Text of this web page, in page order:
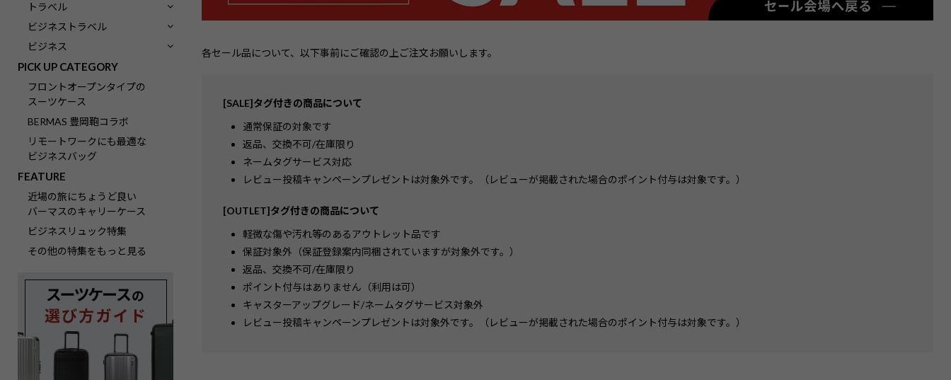
トラベル
ビジネストラベル
ビジネス
PICK UP CATEGORY
フロントオープンタイプの
スーツケース
BERMAS 豊岡鞄コラボ
リモートワークにも最適な
ビジネスバッグ
FEATURE
近場の旅にちょうど良い
バーマスのキャリーケース
ビジネスリュック特集
その他の特集をもっと見る
各セール品について、以下事前にご確認の上ご注文お願いします。
[SALE]タグ付きの商品について
通常保証の対象です
返品、交換不可/在庫限り
ネームタグサービス対応
レビュー投稿キャンペーンプレゼントは対象外です。（レビューが掲載された場合のポイント付与は対象です。）
[OUTLET]タグ付きの商品について
軽微な傷や汚れ等のあるアウトレット品です
保証対象外（保証登録案内同梱されていますが対象外です。）
返品、交換不可/在庫限り
ポイント付与はありません（利用は可）
キャスターアップグレード/ネームタグサービス対象外
レビュー投稿キャンペーンプレゼントは対象外です。（レビューが掲載された場合のポイント付与は対象です。）